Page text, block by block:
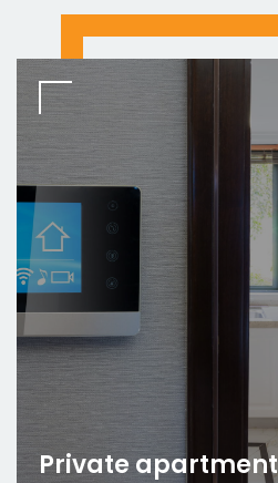
Private apartment